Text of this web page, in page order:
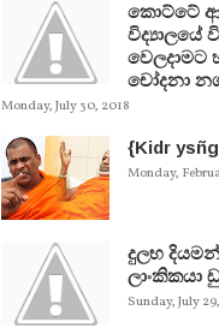
කොට්ටේ
විද්‍යාලයේ
වෙලදාමට
චෝදනා
Monday, July 30, 2018
{Kidr
Monday,
දුලභ
ලාංකිකයා
Sunday, July